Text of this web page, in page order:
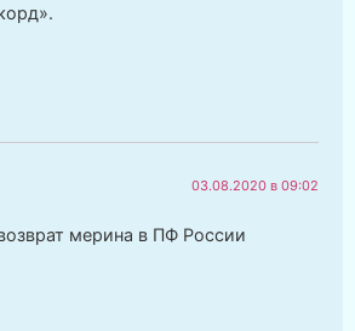
03.08.2020 в 09:02
мерина в ПФ России